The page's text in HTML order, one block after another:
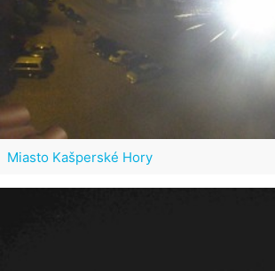
Miasto Kašperské Hory